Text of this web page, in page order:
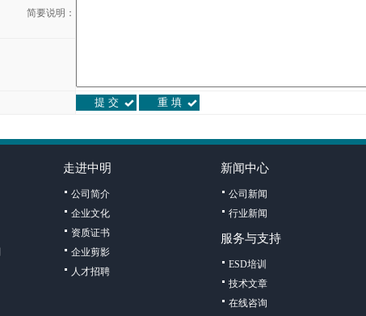
简要说明：
走进中明
公司简介
企业文化
资质证书
企业剪影
人才招聘
新闻中心
公司新闻
行业新闻
服务与支持
ESD培训
技术文章
在线咨询